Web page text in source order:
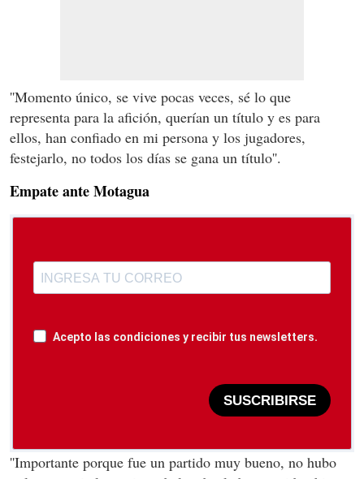
''Momento único, se vive pocas veces, sé lo que
representa para la afición, querían un título y es para
ellos, han confiado en mi persona y los jugadores,
festejarlo, no todos los días se gana un título''.
Empate ante Motagua
Acepto las condiciones y recibir tus newsletters.
SUSCRIBIRSE
''Importante porque fue un partido muy bueno, no hubo